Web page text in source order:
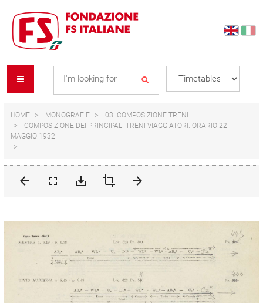
content
navigation
menu
HOME MONOGRAFIE
03. COMPOSIZIONE TRENI
COMPOSIZIONE DEI PRINCIPALI TRENI VIAGGIATORI. ORARIO 22
MAGGIO 1932